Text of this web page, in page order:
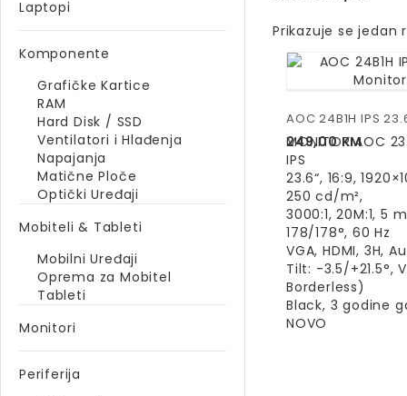
Laptopi
Komponente
Grafičke Kartice
RAM
Hard Disk / SSD
Ventilatori i Hlađenja
Napajanja
Matične Ploče
Optički Uređaji
Mobiteli & Tableti
Mobilni Uređaji
Oprema za Mobitel
Tableti
Monitori
Periferija
Prikazuje se jedan
AOC 24B1H IPS
249,00KM
MONITOR AOC
IPS
23.6“, 16:9,
250 cd/m²,
3000:1, 20M:1, 5
178/178°, 60 Hz
VGA, HDMI, 3H,
Tilt: -3.5/+21.5°,
Borderless)
Black, 3 godine
NOVO